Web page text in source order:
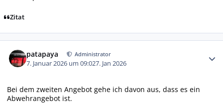
Zitat
patapaya Administrator
7. Januar 2026 um 09:027. Jan 2026
Bei dem zweiten Angebot gehe ich davon aus, dass es ein
Abwehrangebot ist.